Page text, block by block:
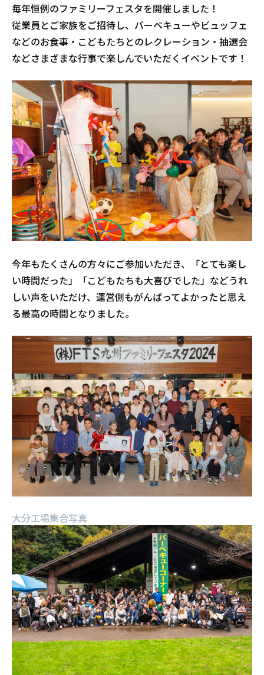
毎年恒例のファミリーフェスタを開催しました！
従業員とご家族をご招待し、バーベキューやビュッフェ
などのお食事・こどもたちとのレクレーション・抽選会
などさまざまな行事で楽しんでいただくイベントです！
今年もたくさんの方々にご参加いただき、「とても楽し
い時間だった」「こどもたちも大喜びでした」などうれ
しい声をいただけ、運営側もがんばってよかったと思え
る最高の時間となりました。
大分工場集合写真